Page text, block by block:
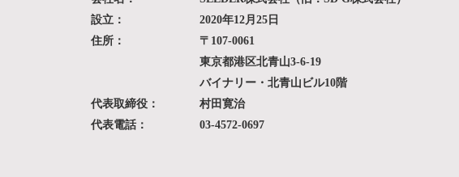
設立：
2020年12月25日
住所：
〒107-0061
東京都港区北青山3-6-19
バイナリー・北青山ビル10階
代表取締役：
村田寛治
代表電話：
03-4572-0697